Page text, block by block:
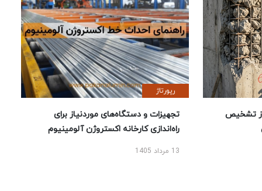
تشخیص
رپورتاژ
تجهیزات و دستگاه‌های موردنیاز برای
راه‌اندازی کارخانه اکستروژن آلومینیوم
13 مرداد 1405